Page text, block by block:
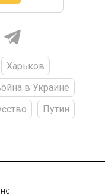
Харьков
в Украине
Путин